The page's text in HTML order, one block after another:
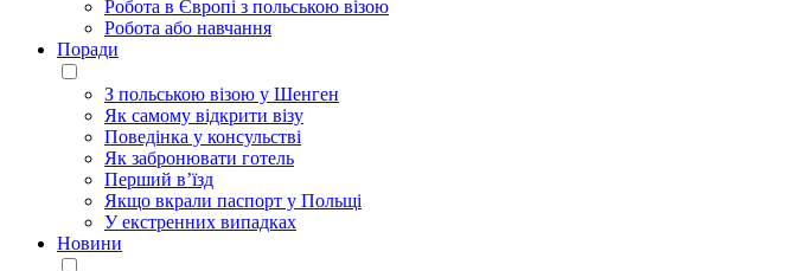
Робота в Європі з польською візою
Робота або навчання
Поради
З польською візою у Шенген
Як самому відкрити візу
Поведінка у консульстві
Як забронювати готель
Перший в’їзд
Якщо вкрали паспорт у Польщі
У екстренних випадках
Новини